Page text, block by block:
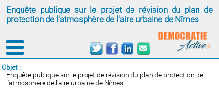
Enquête publique sur le projet de révision du plan de
protection de l'atmosphère de l'aire urbaine de Nîmes
Objet :
Enquête publique sur le projet de révision du plan de protection de
l'atmosphère de l'aire urbaine de Nîmes